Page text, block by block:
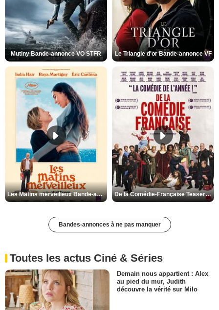
Mutiny Bande-annonce VO STFR Le Triangle d'or Bande-annonce VF
Les Matins merveilleux Bande-annonce VF De la Comédie-Française Teaser VF
Bandes-annonces à ne pas manquer
Toutes les actus Ciné & Séries
Demain nous appartient : Alex
au pied du mur, Judith
découvre la vérité sur Milo